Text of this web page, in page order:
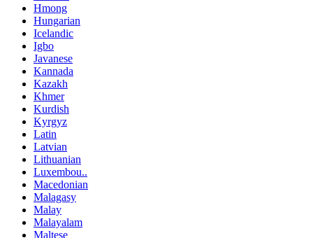
Hmong
Hungarian
Icelandic
Igbo
Javanese
Kannada
Kazakh
Khmer
Kurdish
Kyrgyz
Latin
Latvian
Lithuanian
Luxembou..
Macedonian
Malagasy
Malay
Malayalam
Maltese